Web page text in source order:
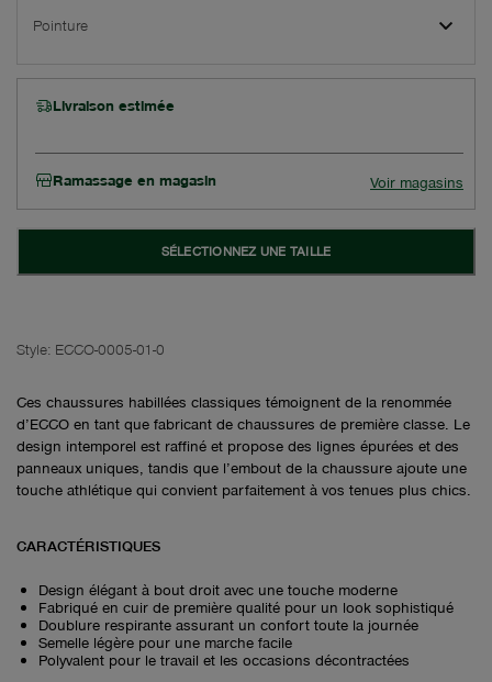
Pointure
Livraison estimée
Ramassage en magasin Voir magasins
SÉLECTIONNEZ UNE TAILLE
Style: ECCO-0005-01-0
Ces chaussures habillées classiques témoignent de la renommée
d’ECCO en tant que fabricant de chaussures de première classe. Le
design intemporel est raffiné et propose des lignes épurées et des
panneaux uniques, tandis que l’embout de la chaussure ajoute une
touche athlétique qui convient parfaitement à vos tenues plus chics.
CARACTÉRISTIQUES
Design élégant à bout droit avec une touche moderne
Fabriqué en cuir de première qualité pour un look sophistiqué
Doublure respirante assurant un confort toute la journée
Semelle légère pour une marche facile
Polyvalent pour le travail et les occasions décontractées